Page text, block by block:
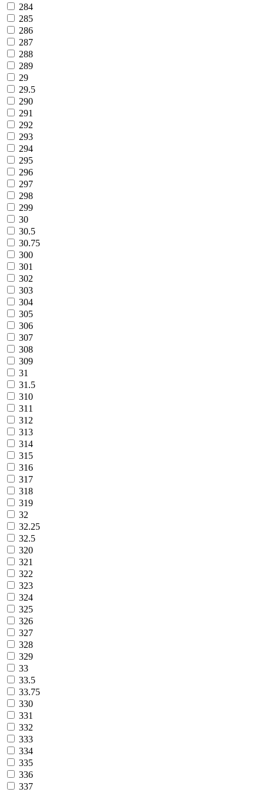
284
285
286
287
288
289
29
29.5
290
291
292
293
294
295
296
297
298
299
30
30.5
30.75
300
301
302
303
304
305
306
307
308
309
31
31.5
310
311
312
313
314
315
316
317
318
319
32
32.25
32.5
320
321
322
323
324
325
326
327
328
329
33
33.5
33.75
330
331
332
333
334
335
336
337